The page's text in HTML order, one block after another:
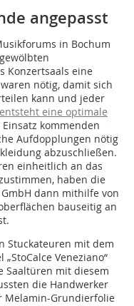
angepasst
in Bochum
Konzertsaals eine
nötig, damit sich
kann und jeder
eine optimale
kommenden
Aufdopplungen nötig
abzuschließen.
einheitlich an das
haben die
dann mithilfe von
bauseitig an
Stuckateuren mit dem
Veneziano“
Saaltüren mit diesem
die Handwerker
Melamin-Grundierfolie